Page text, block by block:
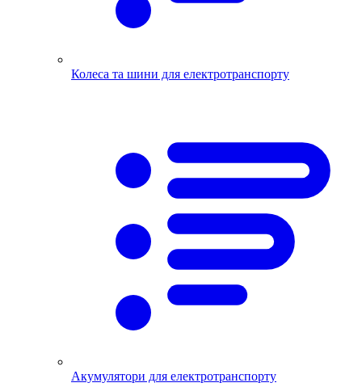
Колеса та шини для електротранспорту
Акумулятори для електротранспорту